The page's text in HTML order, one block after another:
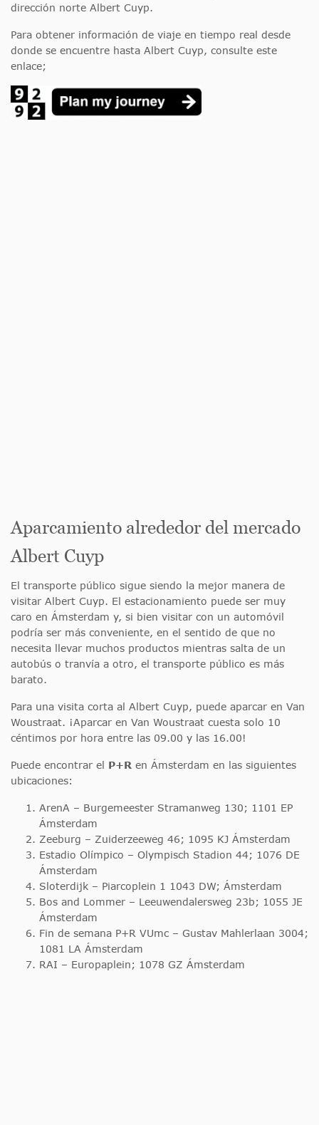
dirección norte Albert Cuyp.
Para obtener información de viaje en tiempo real desde
donde se encuentre hasta Albert Cuyp, consulte este
enlace;
Aparcamiento alrededor del mercado
Albert Cuyp
El transporte público sigue siendo la mejor manera de
visitar Albert Cuyp. El estacionamiento puede ser muy
caro en Ámsterdam y, si bien visitar con un automóvil
podría ser más conveniente, en el sentido de que no
necesita llevar muchos productos mientras salta de un
autobús o tranvía a otro, el transporte público es más
barato.
Para una visita corta al Albert Cuyp, puede aparcar en Van
Woustraat. ¡Aparcar en Van Woustraat cuesta solo 10
céntimos por hora entre las 09.00 y las 16.00!
Puede encontrar el P+R en Ámsterdam en las siguientes
ubicaciones:
ArenA – Burgemeester Stramanweg 130; 1101 EP
Ámsterdam
Zeeburg – Zuiderzeeweg 46; 1095 KJ Ámsterdam
Estadio Olímpico – Olympisch Stadion 44; 1076 DE
Ámsterdam
Sloterdijk – Piarcoplein 1 1043 DW; Ámsterdam
Bos and Lommer – Leeuwendalersweg 23b; 1055 JE
Ámsterdam
Fin de semana P+R VUmc – Gustav Mahlerlaan 3004;
1081 LA Ámsterdam
RAI – Europaplein; 1078 GZ Ámsterdam